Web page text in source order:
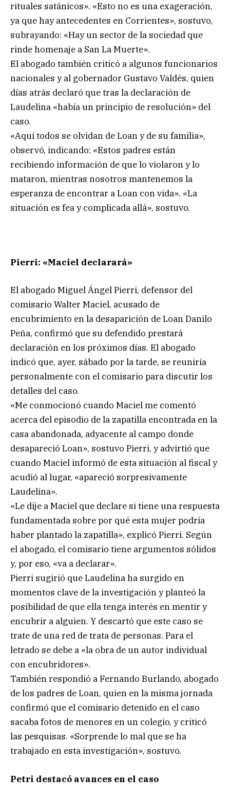
rituales satánicos». «Esto no es una exageración,
ya que hay antecedentes en Corrientes», sostuvo,
subrayando: «Hay un sector de la sociedad que
rinde homenaje a San La Muerte».
El abogado también criticó a algunos funcionarios
nacionales y al gobernador Gustavo Valdés, quien
días atrás declaró que tras la declaración de
Laudelina «había un principio de resolución» del
caso.
«Aquí todos se olvidan de Loan y de su familia»,
observó, indicando: «Estos padres están
recibiendo información de que lo violaron y lo
mataron, mientras nosotros mantenemos la
esperanza de encontrar a Loan con vida». «La
situación es fea y complicada allá», sostuvo.
Pierri: «Maciel declarará»
El abogado Miguel Ángel Pierri, defensor del
comisario Walter Maciel, acusado de
encubrimiento en la desaparición de Loan Danilo
Peña, confirmó que su defendido prestará
declaración en los próximos días. El abogado
indicó que, ayer, sábado por la tarde, se reuniría
personalmente con el comisario para discutir los
detalles del caso.
«Me conmocionó cuando Maciel me comentó
acerca del episodio de la zapatilla encontrada en la
casa abandonada, adyacente al campo donde
desapareció Loan», sostuvo Pierri, y advirtió que
cuando Maciel informó de esta situación al fiscal y
acudió al lugar, «apareció sorpresivamente
Laudelina».
«Le dije a Maciel que declare si tiene una respuesta
fundamentada sobre por qué esta mujer podría
haber plantado la zapatilla», explicó Pierri. Según
el abogado, el comisario tiene argumentos sólidos
y, por eso, «va a declarar».
Pierri sugirió que Laudelina ha surgido en
momentos clave de la investigación y planteó la
posibilidad de que ella tenga interés en mentir y
encubrir a alguien. Y descartó que este caso se
trate de una red de trata de personas. Para el
letrado se debe a «la obra de un autor individual
con encubridores».
También respondió a Fernando Burlando, abogado
de los padres de Loan, quien en la misma jornada
confirmó que el comisario detenido en el caso
sacaba fotos de menores en un colegio, y criticó
las pesquisas. «Sorprende lo mal que se ha
trabajado en esta investigación», sostuvo.
Petri destacó avances en el caso